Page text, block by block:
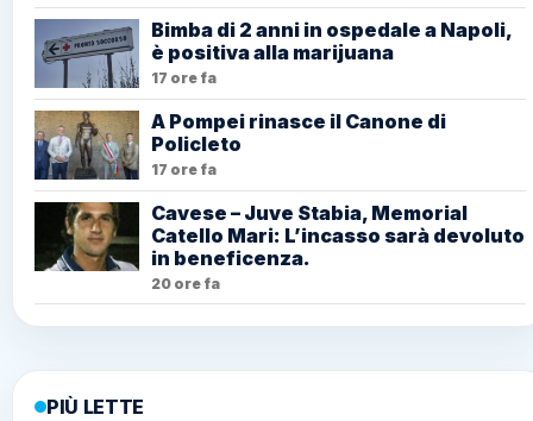
Bimba di 2 anni in ospedale a Napoli,
è positiva alla marijuana
17 ore fa
A Pompei rinasce il Canone di
Policleto
17 ore fa
Cavese – Juve Stabia, Memorial
Catello Mari: L’incasso sarà devoluto
in beneficenza.
20 ore fa
PIÙ LETTE